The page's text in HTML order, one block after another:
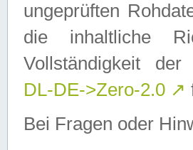
ungeprüften
die inhaltliche
Vollständigkeit
DL-DE->Zero-2.0 ↗
Bei Fragen oder